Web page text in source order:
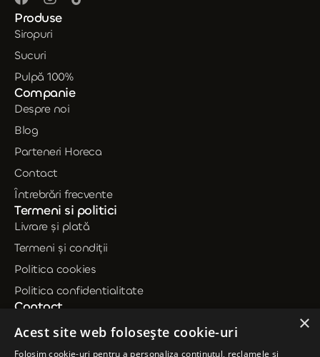
Produse
Siropuri
Sucuri
Pulpă 100%
Companie
Despre noi
Blog
Parteneri Horeca
Contact
Întrebrări frecvente
Termeni si politici
Livrare și plată
Termeni și condiții
Politica cookies
Politica confidentialitate
Contact
×
Acest site web folosește cookie-uri
Folosim cookie-uri pentru a personaliza conținutul, reclamele și